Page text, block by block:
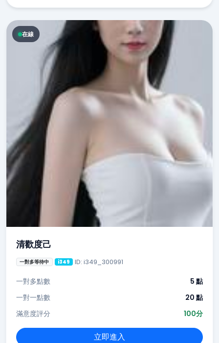
在線
清歡度己
一對多等待中 i349 ID: i349_300991
一對多點數
5 點
一對一點數
20 點
滿意度評分
100分
立即進入